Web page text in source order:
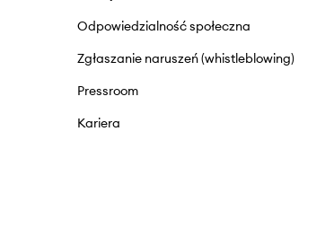
Odpowiedzialność społeczna
Zgłaszanie naruszeń (whistleblowing)
Pressroom
Kariera